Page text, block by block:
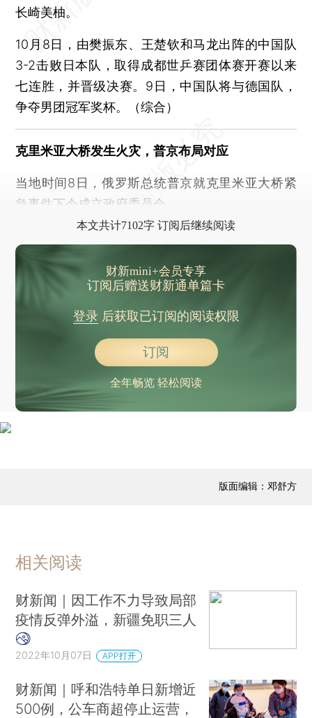
长崎美柚。
10月8日，由樊振东、王楚钦和马龙出阵的中国队
3-2击败日本队，取得成都世乒赛团体赛开赛以来
七连胜，并晋级决赛。9日，中国队将与德国队，
争夺男团冠军奖杯。（综合）
克里米亚大桥发生火灾，普京布局对应
当地时间8日，俄罗斯总统普京就克里米亚大桥紧
急事件下令成立政府委员会。
本文共计7102字 订阅后继续阅读
财新mini+会员专享
订阅后赠送财新通单篇卡
登录后获取已订阅的阅读权限
订阅
全年畅览 轻松阅读
版面编辑：邓舒方
相关阅读
财新闻｜因工作不力导致局部
疫情反弹外溢，新疆免职三人
2022年10月07日 APP打开
财新闻｜呼和浩特单日新增近
500例，公车商超停止运营，